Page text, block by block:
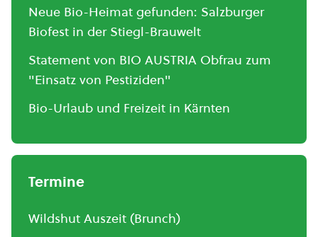
Neue Bio-Heimat gefunden: Salzburger
Biofest in der Stiegl-Brauwelt
Statement von BIO AUSTRIA Obfrau zum
"Einsatz von Pestiziden"
Bio-Urlaub und Freizeit in Kärnten
Termine
Wildshut Auszeit (Brunch)